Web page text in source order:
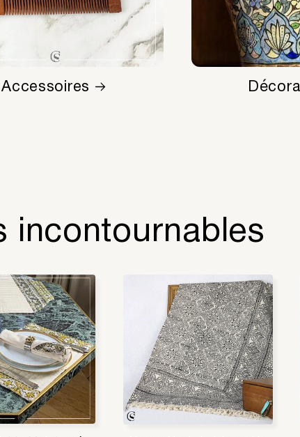
Accessoires
incontournables